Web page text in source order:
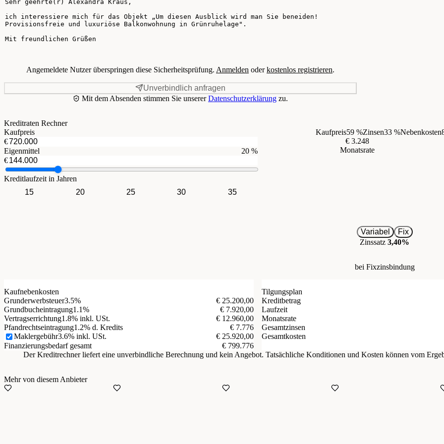
Angemeldete Nutzer überspringen diese Sicherheitsprüfung. Anmelden oderkostenlos registrieren.
Unverbindlich anfragen
Mit dem Absenden stimmen Sie unsererDatenschutzerklärung zu.
Kreditraten Rechner
Kaufpreis
€
Eigenmittel
20 %
€
Kreditlaufzeit in Jahren
15
20 25 30 35
Kaufpreis59 %Zinsen33 %Nebenkosten
€ 3.248
Monatsrate
Variabel
Fix
Zinssatz 3,40%
bei Fixzinsbindung
Kaufnebenkosten
Grunderwerbsteuer3.5%
€ 25.200,00
Grundbucheintragung1.1%
€ 7.920,00
Vertragserrichtung1.8% inkl. USt.
€ 12.960,00
Pfandrechtseintragung1.2% d. Kredits
€ 7.776
Maklergebühr3.6% inkl. USt.
€ 25.920,00
Finanzierungsbedarf gesamt
€ 799.776
Tilgungsplan
Kreditbetrag
Laufzeit
Monatsrate
Gesamtzinsen
Gesamtkosten
Der Kreditrechner liefert eine unverbindliche Berechnung und kein Angebot. Tatsächliche Konditionen und Kosten können vom
Mehr von diesem Anbieter